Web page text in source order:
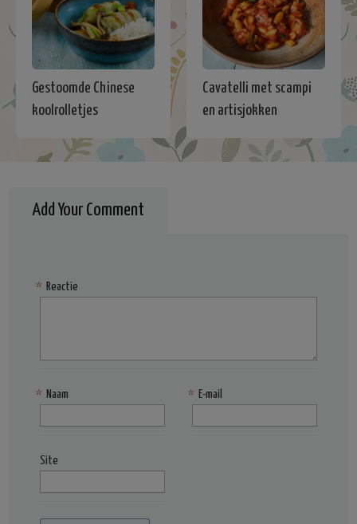
Gestoomde Chinese
koolrolletjes
Cavatelli met scampi
en artisjokken
Add Your Comment
Reactie
*
Naam
* E-mail
*
Site